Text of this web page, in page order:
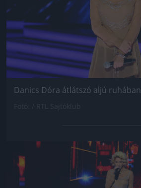
Danics Dóra átlátszó aljú ruhában
Jön még kép!